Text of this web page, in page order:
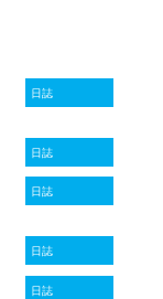
日誌
日誌
日誌
日誌
日誌